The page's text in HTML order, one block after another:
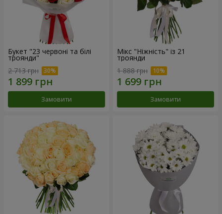
Букет "23 червоні та білі
троянди"
2 713 грн
Замовити
Мікс "Ніжність" із 21
троянди
1 888 грн
Замовити